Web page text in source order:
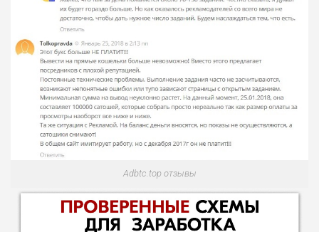
Adbtc.top отзывы